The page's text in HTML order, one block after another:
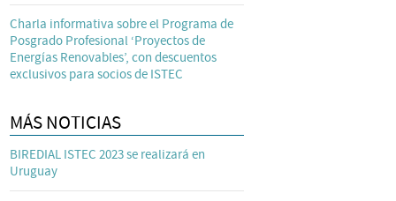
Charla informativa sobre el Programa de
Posgrado Profesional ‘Proyectos de
Energías Renovables’, con descuentos
exclusivos para socios de ISTEC
MÁS NOTICIAS
BIREDIAL ISTEC 2023 se realizará en
Uruguay